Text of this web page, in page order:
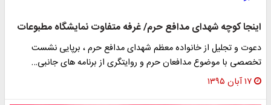
اینجا کوچه شهدای مدافع حرم/ غرفه متفاوت نمایشگاه مطبوعات
دعوت و تجلیل از خانواده معظم شهدای مدافع حرم ، برپایی نشست
تخصصی با موضوع مدافعان حرم و روایتگری از برنامه های جانبی…
۱۷ آبان ۱۳۹۵